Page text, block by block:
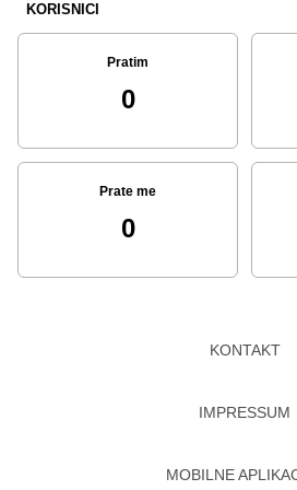
KORISNICI
Pratim
0
Prate me
0
KONTAKT
IMPRESSUM
MOBILNE